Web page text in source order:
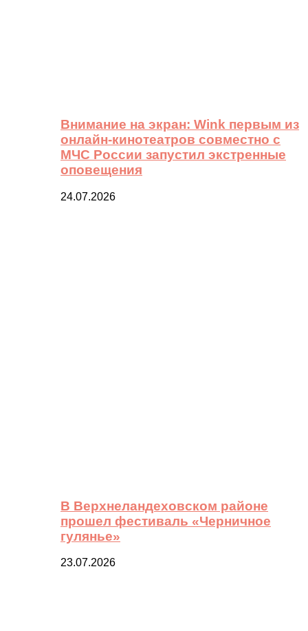
Внимание на экран: Wink первым из
онлайн-кинотеатров совместно с
МЧС России запустил экстренные
оповещения
24.07.2026
В Верхнеландеховском районе
прошел фестиваль «Черничное
гулянье»
23.07.2026